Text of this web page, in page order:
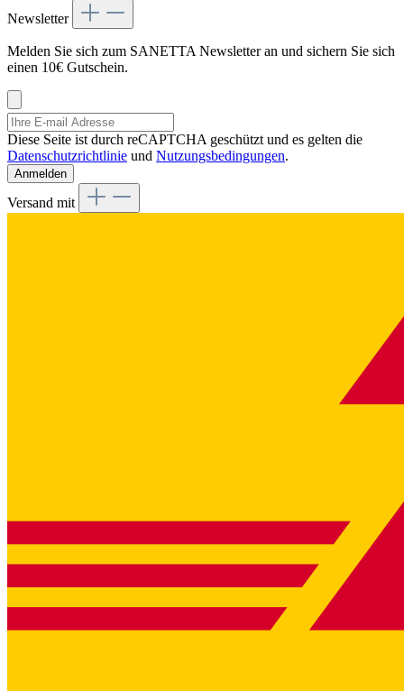
Newsletter
Melden Sie sich zum SANETTA Newsletter an und sichern Sie sich
einen 10€ Gutschein.
Diese Seite ist durch reCAPTCHA geschützt und es gelten die
Datenschutzrichtlinie und Nutzungsbedingungen.
Anmelden
Versand mit